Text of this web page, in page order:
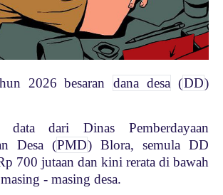
2026 besaran dana desa (DD)
data dari Dinas Pemberdayaan
Desa (PMD) Blora, semula DD
700 jutaan dan kini rerata di bawah
- masing desa.